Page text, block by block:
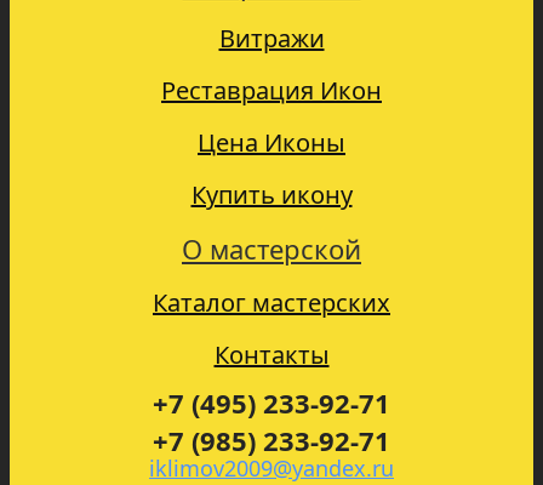
Витражи
Реставрация Икон
Цена Иконы
Купить икону
О мастерской
Каталог мастерских
Контакты
+7 (495) 233-92-71
+7 (985) 233-92-71
iklimov2009@yandex.ru